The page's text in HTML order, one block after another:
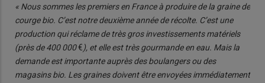
« Nous sommes les premiers en France à produire de la graine de
courge bio. C’est notre deuxième année de récolte. C’est une
production qui réclame de très gros investissements matériels
(près de 400 000€), et elle est très gourmande en eau. Mais la
demande est importante auprès des boulangers ou des
magasins bio. Les graines doivent être envoyées immédiatement